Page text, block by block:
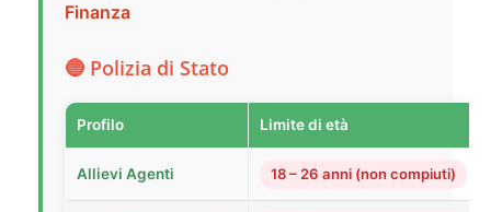
Finanza
🔵 Polizia di Stato
Profilo Limite di età
Allievi Agenti 18 – 26 anni (non compiuti)